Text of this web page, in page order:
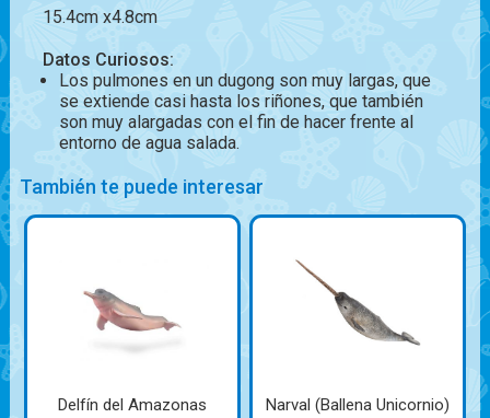
15.4cm x4.8cm
Datos Curiosos:
Los pulmones en un dugong son muy largas, que
se extiende casi hasta los riñones, que también
son muy alargadas con el fin de hacer frente al
entorno de agua salada.
También te puede interesar
Delfín del Amazonas Narval (Ballena Unicornio)